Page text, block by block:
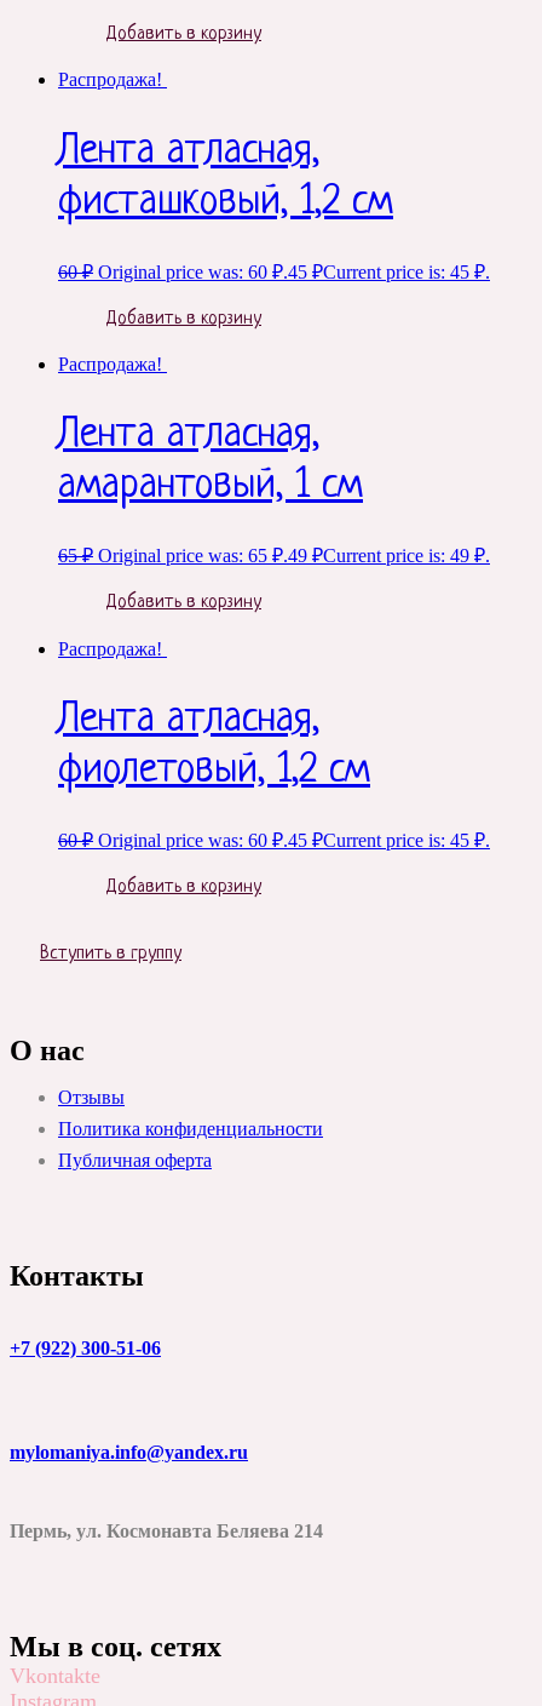
Добавить в корзину
Распродажа!
Лента атласная,
фисташковый, 1,2 см
60₽ Original price was: 60 ₽.45 ₽Current price is: 45 ₽.
Добавить в корзину
Распродажа!
Лента атласная,
амарантовый, 1 см
65₽ Original price was: 65 ₽.49 ₽Current price is: 49 ₽.
Добавить в корзину
Распродажа!
Лента атласная,
фиолетовый, 1,2 см
60₽ Original price was: 60 ₽.45 ₽Current price is: 45 ₽.
Добавить в корзину
Вступить в группу
О нас
Отзывы
Политика конфиденциальности
Публичная оферта
Контакты
+7 (922) 300-51-06
mylomaniya.info@yandex.ru
Пермь, ул. Космонавта Беляева 214
Мы в соц. сетях
Vkontakte
Instagram